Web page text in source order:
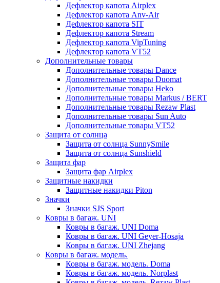
Дефлектор капота Airplex
Дефлектор капота Anv-Air
Дефлектор капота SIT
Дефлектор капота Stream
Дефлектор капота VipTuning
Дефлектор капота VT52
Дополнительные товары
Дополнительные товары Dance
Дополнительные товары Duomat
Дополнительные товары Heko
Дополнительные товары Markus / BERT
Дополнительные товары Rezaw Plast
Дополнительные товары Sun Auto
Дополнительные товары VT52
Защита от солнца
Защита от солнца SunnySmile
Защита от солнца Sunshield
Защита фар
Защита фар Airplex
Защитные накидки
Защитные накидки Piton
Значки
Значки SJS Sport
Ковры в багаж. UNI
Ковры в багаж. UNI Doma
Ковры в багаж. UNI Geyer-Hosaja
Ковры в багаж. UNI Zhejang
Ковры в багаж. модель.
Ковры в багаж. модель. Doma
Ковры в багаж. модель. Norplast